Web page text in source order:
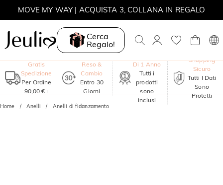
MOVE MY WAY | ACQUISTA 3, COLLANA IN REGALO
Cerca
Regalo!
Gratis
Spedizione
Per Ordine
90,00 €+
Reso &
Cambio
Entro 30
Giorni
Di 1 Anno
Tutti i
prodotti
sono
inclusi
Shopping
Sicuro
Tutti I Dati
Sono
Protetti
Home Anelli Anelli di fidanzamento